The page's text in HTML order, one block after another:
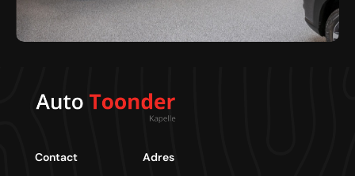
Contact
Adres